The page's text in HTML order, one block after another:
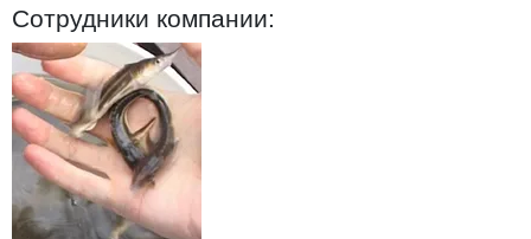
Сотрудники компании: